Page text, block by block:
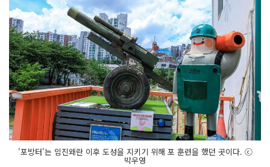
'포방터'는 임진왜란 이후 도성을 지키기 위해 포 훈련을 했던 곳이다. ⓒ
박우영